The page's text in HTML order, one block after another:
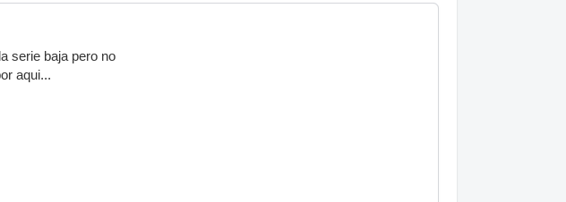
serie baja pero no
aqui...